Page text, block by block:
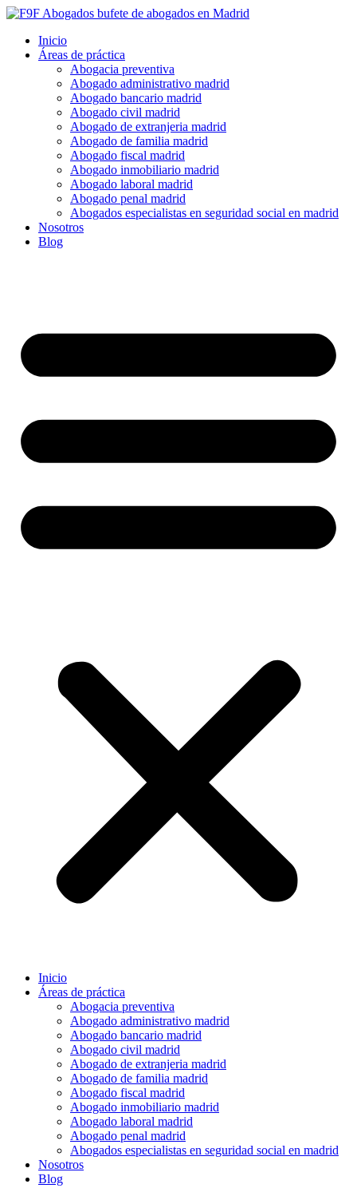
Inicio
Áreas de práctica
Abogacia preventiva
Abogado administrativo madrid
Abogado bancario madrid
Abogado civil madrid
Abogado de extranjeria madrid
Abogado de familia madrid
Abogado fiscal madrid
Abogado inmobiliario madrid
Abogado laboral madrid
Abogado penal madrid
Abogados especialistas en seguridad social en madrid
Nosotros
Blog
Inicio
Áreas de práctica
Abogacia preventiva
Abogado administrativo madrid
Abogado bancario madrid
Abogado civil madrid
Abogado de extranjeria madrid
Abogado de familia madrid
Abogado fiscal madrid
Abogado inmobiliario madrid
Abogado laboral madrid
Abogado penal madrid
Abogados especialistas en seguridad social en madrid
Nosotros
Blog